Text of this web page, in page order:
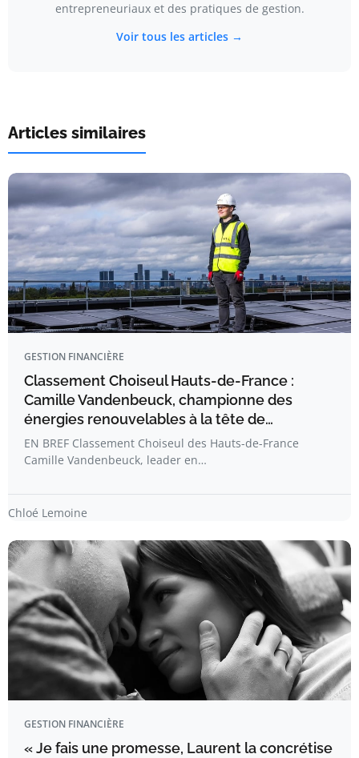
entrepreneuriaux et des pratiques de gestion.
Voir tous les articles →
Articles similaires
GESTION FINANCIÈRE
Classement Choiseul Hauts-de-France :
Camille Vandenbeuck, championne des
énergies renouvelables à la tête de…
EN BREF Classement Choiseul des Hauts-de-France
Camille Vandenbeuck, leader en…
Chloé Lemoine
GESTION FINANCIÈRE
« Je fais une promesse, Laurent la concrétise